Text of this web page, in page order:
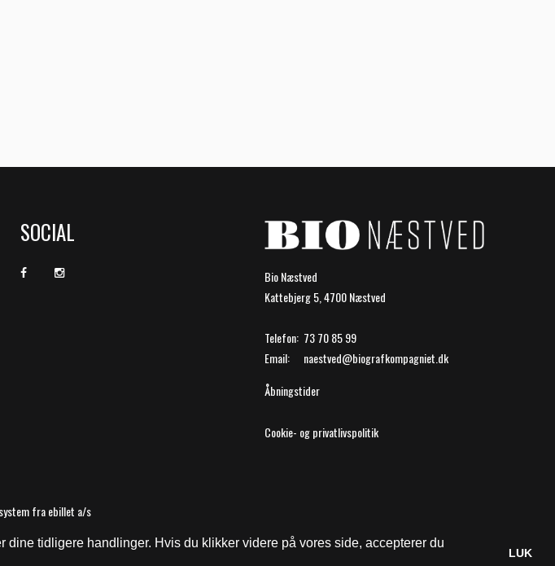
tidligere handlinger. Hvis du klikker videre på vores side, accepterer du
LUK
SOCIAL
Bio Næstved
Kattebjerg 5, 4700 Næstved
Telefon: 73 70 85 99
Email:
naestved@biografkompagniet.dk
Åbningstider
Cookie- og privatlivspolitik
fra ebillet a/s